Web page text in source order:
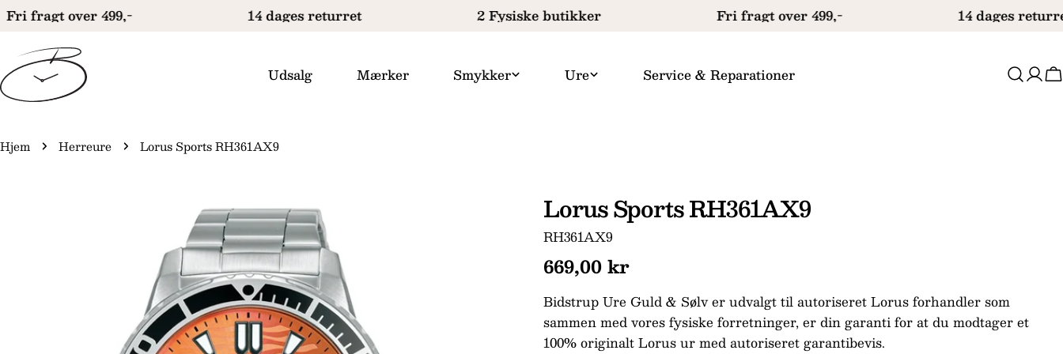
Gå
indhold
Fri fragt over 499,- 14 dages returret 2 Fysiske butikker Fri fragt over 499,- 14 dages
Udsalg Mærker Smykker Ure Service & Reparationer
Hjem Herreure Lorus Sports RH361AX9
Lorus Sports RH361AX9
SKU:
RH361AX9
Normal
pris
669,00 kr
Bidstrup Ure Guld & Sølv er udvalgt til autoriseret Lorus forhandler som
sammen med vores fysiske forretninger, er din garanti for at du modtager et
100% originalt Lorus ur med autoriseret garantibevis.
Stil et spørgsmål